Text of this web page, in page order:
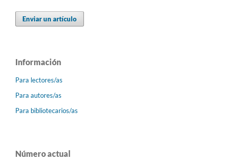
Enviar un artículo
Información
Para lectores/as
Para autores/as
Para bibliotecarios/as
Número actual